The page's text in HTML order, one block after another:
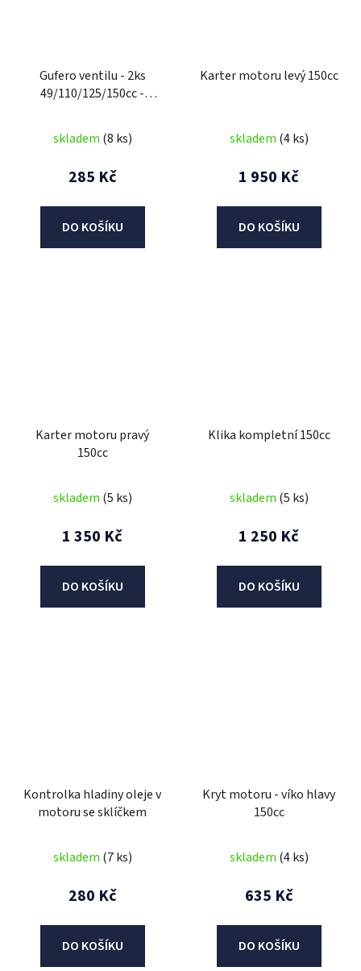
Gufero ventilu - 2ks
49/110/125/150cc -
skladem (8 ks)
285 Kč
DO KOŠÍKU
Karter motoru levý 150cc
skladem (4 ks)
1 950 Kč
DO KOŠÍKU
Karter motoru pravý
150cc
skladem (5 ks)
1 350 Kč
DO KOŠÍKU
Klika kompletní 150cc
skladem (5 ks)
1 250 Kč
DO KOŠÍKU
Kontrolka hladiny oleje v
motoru se sklíčkem
skladem (7 ks)
280 Kč
DO KOŠÍKU
Kryt motoru - víko hlavy
150cc
skladem (4 ks)
635 Kč
DO KOŠÍKU